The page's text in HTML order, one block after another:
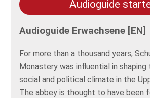
Audioguide
Audioguide Erwachsene [EN]
For more than a thousand years,
Monastery was influential in shaping
social and political climate in the
The abbey is thought to have been